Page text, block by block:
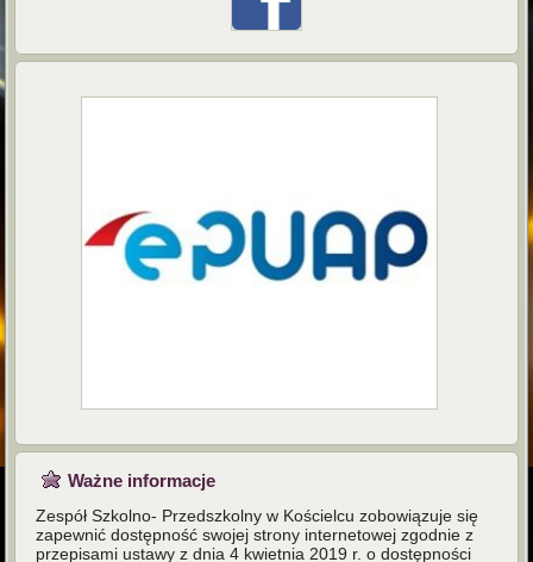
Ważne informacje
Zespół Szkolno- Przedszkolny w Kościelcu zobowiązuje się
zapewnić dostępność swojej strony internetowej zgodnie z
przepisami ustawy z dnia 4 kwietnia 2019 r. o dostępności